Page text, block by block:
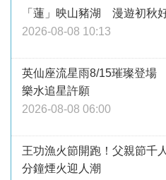
「蓮」映山豬湖 漫遊初秋
2026-08-08 10:13
英仙座流星雨8/15璀璨登場
樂水追星許願
2026-08-08 06:00
王功漁火節開跑！父親節
分鐘煙火迎人潮